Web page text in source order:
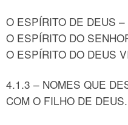
O ESPÍRITO DE DEUS
O ESPÍRITO DO
O ESPÍRITO DO DEUS
4.1.3 – NOMES QUE
COM O FILHO DE DEUS.